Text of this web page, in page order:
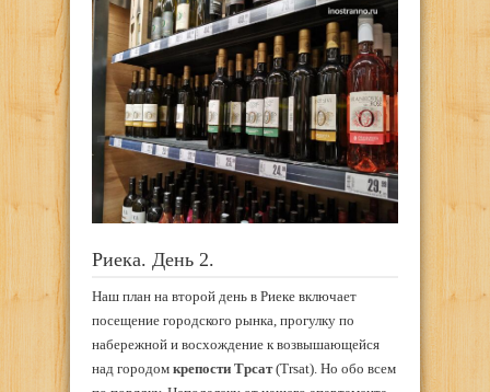
Риека. День 2.
Наш план на второй день в Риеке включает
посещение городского рынка, прогулку по
набережной и восхождение к возвышающейся
над городом крепости Трсат(Trsat). Но обо всем